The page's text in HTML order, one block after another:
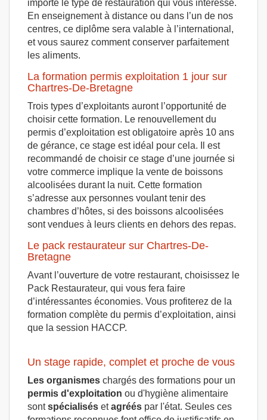
importe le type de restauration qui vous intéresse.
En enseignement à distance ou dans l’un de nos
centres, ce diplôme sera valable à l’international,
et vous saurez comment conserver parfaitement
les aliments.
La formation permis exploitation 1 jour sur
Chartres-De-Bretagne
Trois types d’exploitants auront l’opportunité de
choisir cette formation. Le renouvellement du
permis d’exploitation est obligatoire après 10 ans
de gérance, ce stage est idéal pour cela. Il est
recommandé de choisir ce stage d’une journée si
votre commerce implique la vente de boissons
alcoolisées durant la nuit. Cette formation
s’adresse aux personnes voulant tenir des
chambres d’hôtes, si des boissons alcoolisées
sont vendues à leurs clients en dehors des repas.
Le pack restaurateur sur Chartres-De-
Bretagne
Avant l’ouverture de votre restaurant, choisissez le
Pack Restaurateur, qui vous fera faire
d’intéressantes économies. Vous profiterez de la
formation complète du permis d’exploitation, ainsi
que la session HACCP.
Un stage rapide, complet et proche de vous
Les organismes chargés des formations pour un
permis d'exploitation ou d'hygiène alimentaire
sontspécialisés etagréés par l'état. Seules ces